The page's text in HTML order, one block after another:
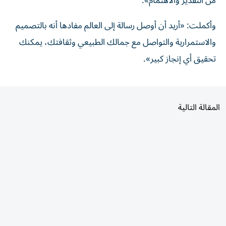
وأكملت: «أريد أن أوصل رسالة إلى العالم مفادها أنه بالتصميم
والاستمرارية والتواصل مع جمالك الطبيعي وثقافتك، يمكنك
تحقيق أي إنجاز كبير».
المقالة التالية